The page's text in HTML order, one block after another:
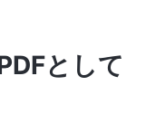
として